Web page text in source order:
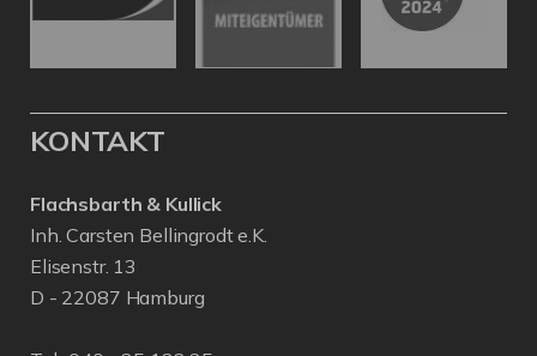
KONTAKT
Flachsbarth & Kullick
Inh. Carsten Bellingrodt e.K.
Elisenstr. 13
D - 22087 Hamburg